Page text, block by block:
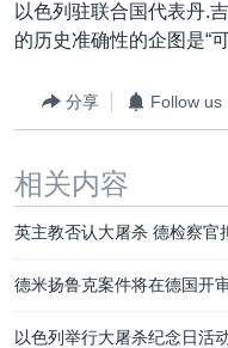
美国之音专访
关注西藏
GEN Z 看美国
其他语言网站
以色列驻联合国代表丹.
的历史准确性的企图是“可
分享 Follow us
相关内容
英主教否认大屠杀 德检察官
德米扬鲁克案件将在德国开
以色列举行大屠杀纪念日活